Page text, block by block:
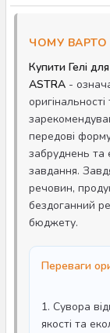
ЧОМУ ВАРТО
Купити Гелі
ASTRA -
передові
забруднень та
завдання.
речовин,
бездоганний
бюджету.
Переваги
1. Сувора
якості та